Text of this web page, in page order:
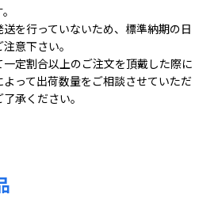
を行っていないため、標準納期の日
意下さい。
定割合以上のご注文を頂戴した際に
って出荷数量をご相談させていただ
承ください。